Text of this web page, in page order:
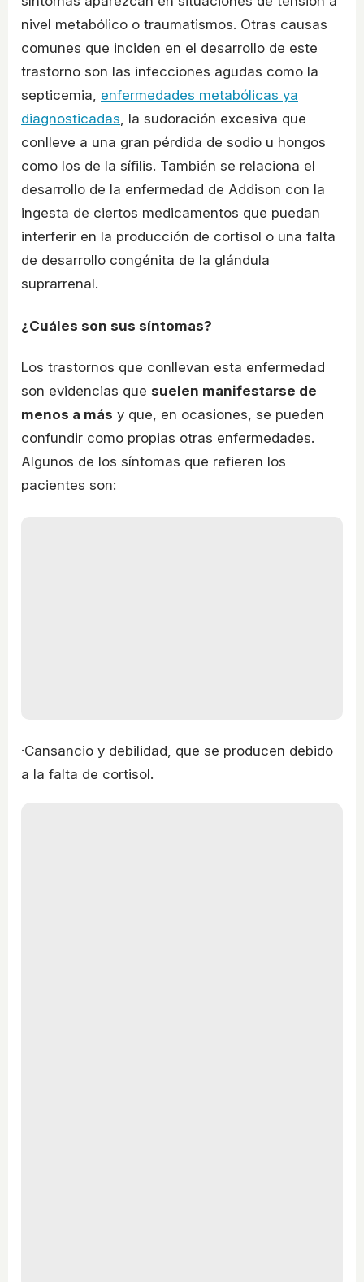
nivel metabólico o traumatismos. Otras causas
comunes que inciden en el desarrollo de este
trastorno son las infecciones agudas como la
septicemia, enfermedades metabólicas ya
diagnosticadas , la sudoración excesiva que
conlleve a una gran pérdida de sodio u hongos
como los de la sífilis. También se relaciona el
desarrollo de la enfermedad de Addison con la
ingesta de ciertos medicamentos que puedan
interferir en la producción de cortisol o una falta
de desarrollo congénita de la glándula
suprarrenal.
¿Cuáles son sus síntomas?
Los trastornos que conllevan esta enfermedad
son evidencias que suelen manifestarse de
menos a más y que, en ocasiones, se pueden
confundir como propias otras enfermedades.
Algunos de los síntomas que refieren los
pacientes son:
·Cansancio y debilidad, que se producen debido
a la falta de cortisol.